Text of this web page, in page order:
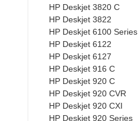
HP Deskjet 3820 C
HP Deskjet 3822
HP Deskjet 6100 Series
HP Deskjet 6122
HP Deskjet 6127
HP Deskjet 916 C
HP Deskjet 920 C
HP Deskjet 920 CVR
HP Deskjet 920 CXI
HP Deskjet 920 Series